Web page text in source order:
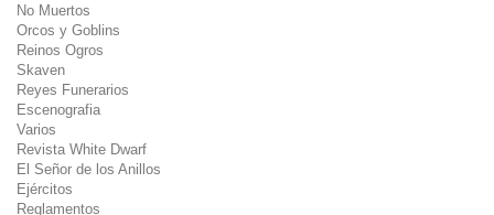
No Muertos
Orcos y Goblins
Reinos Ogros
Skaven
Reyes Funerarios
Escenografia
Varios
Revista White Dwarf
El Señor de los Anillos
Ejércitos
Reglamentos